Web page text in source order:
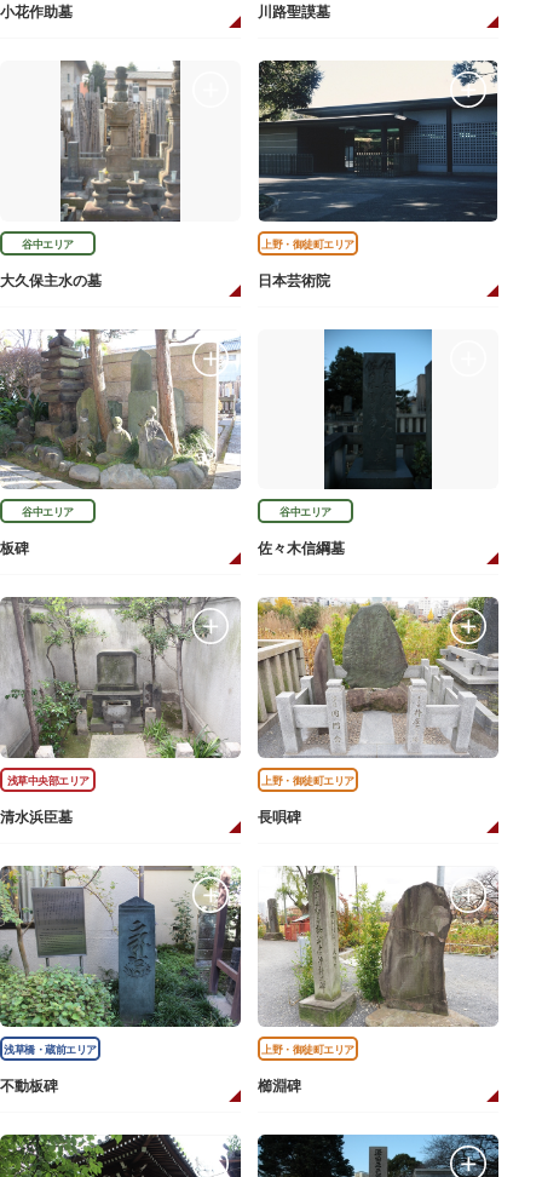
小花作助墓 川路聖謨墓
谷中エリア
大久保主水の墓
上野・御徒町エリア
日本芸術院
谷中エリア
板碑
谷中エリア
佐々木信綱墓
浅草中央部エリア
清水浜臣墓
上野・御徒町エリア
長唄碑
浅草橋・蔵前エリア
不動板碑
上野・御徒町エリア
櫛淵碑